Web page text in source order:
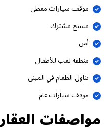
موقف سيارات مغطى
مسبح مشترك
أمن
منطقة لعب للأطفال
تناول الطعام في المبنى
موقف سيارات عام
مواصفات